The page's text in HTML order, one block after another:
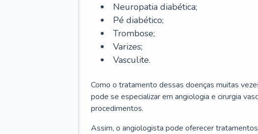
Neuropatia diabética;
Pé diabético;
Trombose;
Varizes;
Vasculite.
Como o tratamento dessas doenças muitas
pode se especializar em angiologia e cirurgia
procedimentos.
Assim, o angiologista pode oferecer